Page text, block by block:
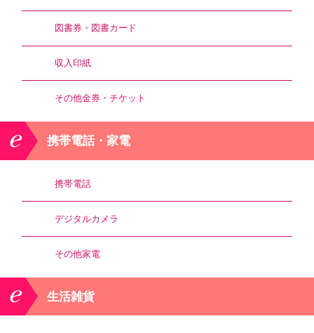
図書券・図書カード
収入印紙
その他金券・チケット
携帯電話・家電
携帯電話
デジタルカメラ
その他家電
生活雑貨